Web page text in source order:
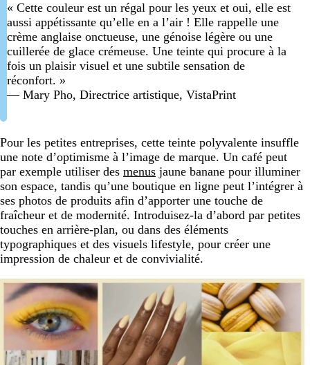
« Cette couleur est un régal pour les yeux et oui, elle est
aussi appétissante qu’elle en a l’air ! Elle rappelle une
crème anglaise onctueuse, une génoise légère ou une
cuillerée de glace crémeuse. Une teinte qui procure à la
fois un plaisir visuel et une subtile sensation de
réconfort. »
— Mary Pho, Directrice artistique, VistaPrint
Pour les petites entreprises, cette teinte polyvalente insuffle
une note d’optimisme à l’image de marque. Un café peut
par exemple utiliser des menus jaune banane pour illuminer
son espace, tandis qu’une boutique en ligne peut l’intégrer à
ses photos de produits afin d’apporter une touche de
fraîcheur et de modernité. Introduisez-la d’abord par petites
touches en arrière-plan, ou dans des éléments
typographiques et des visuels lifestyle, pour créer une
impression de chaleur et de convivialité.